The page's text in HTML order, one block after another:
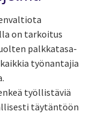
on tarkoitus
palkkatasa-
työnantajia
työllistäviä
täytäntöön